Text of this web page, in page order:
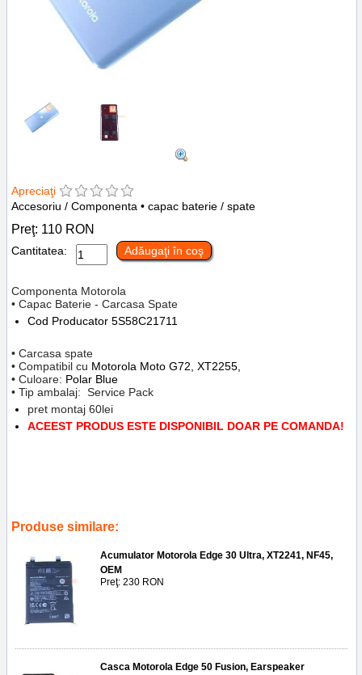
Apreciaţi
Accesoriu / Componenta • capac baterie / spate
Preţ: 110 RON
Cantitatea: Adăugaţi în coş
Componenta Motorola
• Capac Baterie - Carcasa Spate
Cod Producator 5S58C21711
• Carcasa spate
• Compatibil cu Motorola Moto G72, XT2255,
• Culoare: Polar Blue
• Tip ambalaj: Service Pack
pret montaj 60lei
ACEEST PRODUS ESTE DISPONIBIL DOAR PE COMANDA!
Produse similare:
Acumulator Motorola Edge 30 Ultra, XT2241, NF45,
OEM
Preţ: 230 RON
Casca Motorola Edge 50 Fusion, Earspeaker